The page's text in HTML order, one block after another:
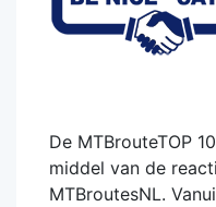
De MTBrouteTOP
middel van de
MTBroutesNL.